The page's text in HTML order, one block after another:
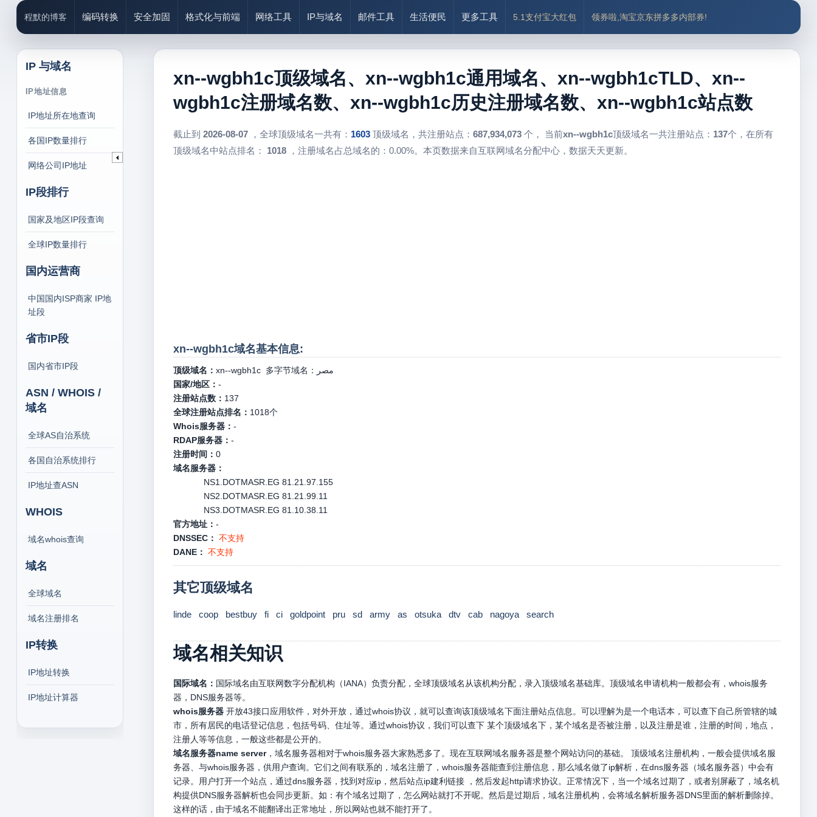
程默的博客 编码转换 安全加固 格式化与前端 网络工具 IP与域名 邮件工具 生活便民 更多工具 5.1支付宝大红包 领券啦,淘宝京东拼多多内部券!
IP 与域名
IP地址信息
IP地址所在地查询
各国IP数量排行
网络公司IP地址
IP段排行
国家及地区IP段查询
全球IP数量排行
国内运营商
中国国内ISP商家 IP地
址段
省市IP段
国内省市IP段
ASN / WHOIS /
域名
全球AS自治系统
各国自治系统排行
IP地址查ASN
WHOIS
域名whois查询
域名
全球域名
域名注册排名
IP转换
IP地址转换
IP地址计算器
xn--wgbh1c顶级域名、xn--wgbh1c通用域名、xn--wgbh1cTLD、xn--
wgbh1c注册域名数、xn--wgbh1c历史注册域名数、xn--wgbh1c站点数
截止到 2026-08-07，全球顶级域名一共有： 1603 顶级域名，共注册站点： 687,934,073 个， 当前xn--wgbh1c顶级域名一共注册站点： 137个，在所有
顶级域名中站点排名： 1018，注册域名占总域名的：0.00%。本页数据来自互联网域名分配中心，数据天天更新。
xn--wgbh1c域名基本信息:
顶级域名： xn--wgbh1c多字节域名：
مصر
国家/地区： -
注册站点数： 137
全球注册站点排名： 1018个
Whois服务器： -
RDAP服务器： -
注册时间： 0
域名服务器：
NS1.DOTMASR.EG 81.21.97.155
NS2.DOTMASR.EG 81.21.99.11
NS3.DOTMASR.EG 81.10.38.11
官方地址： -
DNSSEC： 不支持
DANE： 不支持
其它顶级域名
linde coop bestbuy fi ci goldpoint pru sd army as otsuka dtv cab nagoya search
域名相关知识
国际域名： 国际域名由互联网数字分配机构（IANA）负责分配，全球顶级域名从该机构分配，录入顶级域名基础库。顶级域名申请机构一般都会有，whois服务
器，DNS服务器等。
whois服务器开放43接口应用软件，对外开放，通过whois协议，就可以查询该顶级域名下面注册站点信息。可以理解为是一个电话本，可以查下自己所管辖的城
市，所有居民的电话登记信息，包括号码、住址等。通过whois协议，我们可以查下 某个顶级域名下，某个域名是否被注册，以及注册是谁，注册的时间，地点，
注册人等等信息，一般这些都是公开的。
域名服务器name server，域名服务器相对于whois服务器大家熟悉多了。现在互联网域名服务器是整个网站访问的基础。 顶级域名注册机构，一般会提供域名服
务器、与whois服务器，供用户查询。它们之间有联系的，域名注册了，whois服务器能查到注册信息，那么域名做了ip解析，在dns服务器（域名服务器）中会有
记录。用户打开一个站点，通过dns服务器，找到对应ip，然后站点ip建利链接 ，然后发起http请求协议。正常情况下，当一个域名过期了，或者别屏蔽了，域名机
构提供DNS服务器解析也会同步更新。如：有个域名过期了，怎么网站就打不开呢。然后是过期后，域名注册机构，会将域名解析服务器DNS里面的解析删除掉。
这样的话，由于域名不能翻译出正常地址，所以网站也就不能打开了。